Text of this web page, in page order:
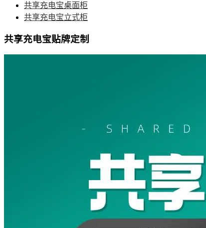
共享充电宝桌面柜
共享充电宝立式柜
共享充电宝贴牌定制